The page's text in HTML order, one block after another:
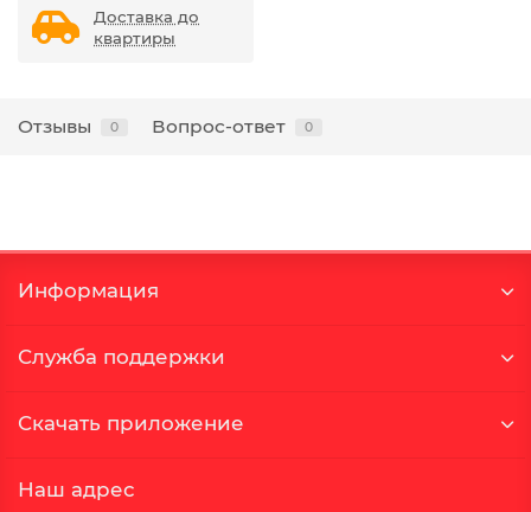
Доставка до
квартиры
Отзывы 0 Вопрос-ответ 0
Информация
Служба поддержки
Скачать приложение
Наш адрес